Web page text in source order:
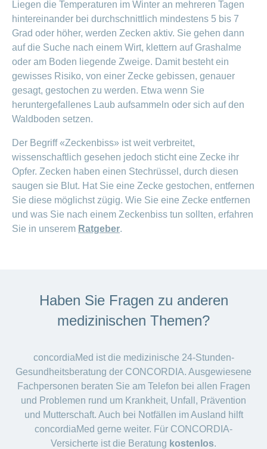
Liegen die Temperaturen im Winter an mehreren Tagen
hintereinander bei durchschnittlich mindestens 5 bis 7
Grad oder höher, werden Zecken aktiv. Sie gehen dann
auf die Suche nach einem Wirt, klettern auf Grashalme
oder am Boden liegende Zweige. Damit besteht ein
gewisses Risiko, von einer Zecke gebissen, genauer
gesagt, gestochen zu werden. Etwa wenn Sie
heruntergefallenes Laub aufsammeln oder sich auf den
Waldboden setzen.
Der Begriff «Zeckenbiss» ist weit verbreitet,
wissenschaftlich gesehen jedoch sticht eine Zecke ihr
Opfer. Zecken haben einen Stechrüssel, durch diesen
saugen sie Blut. Hat Sie eine Zecke gestochen, entfernen
Sie diese möglichst zügig. Wie Sie eine Zecke entfernen
und was Sie nach einem Zeckenbiss tun sollten, erfahren
Sie in unserem Ratgeber.
Haben Sie Fragen zu anderen
medizinischen Themen?
concordiaMed ist die medizinische 24-Stunden-
Gesundheitsberatung der CONCORDIA. Ausgewiesene
Fachpersonen beraten Sie am Telefon bei allen Fragen
und Problemen rund um Krankheit, Unfall, Prävention
und Mutterschaft. Auch bei Notfällen im Ausland hilft
concordiaMed gerne weiter. Für CONCORDIA-
Versicherte ist die Beratung kostenlos.